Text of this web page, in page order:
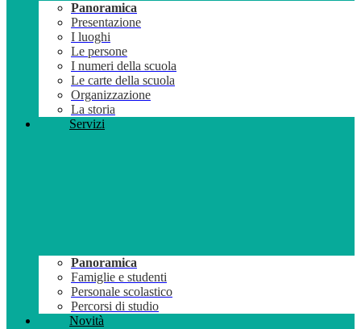
Panoramica
Presentazione
I luoghi
Le persone
I numeri della scuola
Le carte della scuola
Organizzazione
La storia
Servizi
Panoramica
Famiglie e studenti
Personale scolastico
Percorsi di studio
Novità